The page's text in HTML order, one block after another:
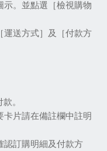
。並點選［檢視購物
送方式］及［付款方
。
片請在備註欄中註明
認訂購明細及付款方